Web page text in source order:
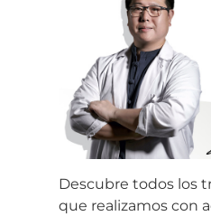
Descubre todos los
que realizamos con